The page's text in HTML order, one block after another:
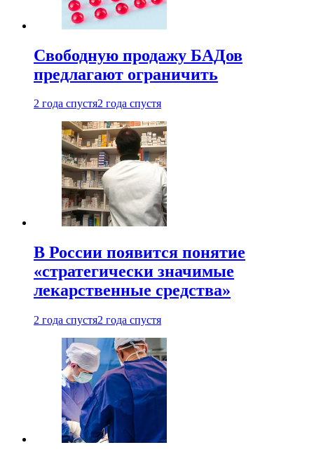
Свободную продажу БАДов
предлагают ограничить
2 года спустя2 года спустя
В России появится понятие
«стратегически значимые
лекарственные средства»
2 года спустя2 года спустя